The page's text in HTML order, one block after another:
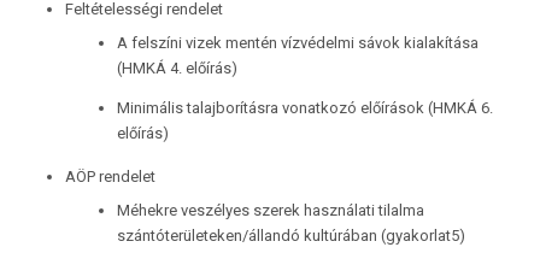
Feltételességi rendelet
A felszíni vizek mentén vízvédelmi sávok kialakítása
(HMKÁ 4. előírás)
Minimális talajborításra vonatkozó előírások (HMKÁ 6.
előírás)
AÖP rendelet
Méhekre veszélyes szerek használati tilalma
szántóterületeken/állandó kultúrában (gyakorlat5)